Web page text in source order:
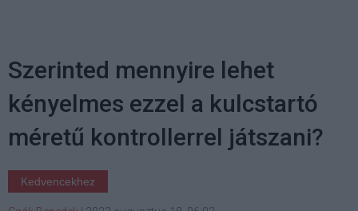
Szerinted mennyire lehet
kényelmes ezzel a kulcstartó
méretű kontrollerrel játszani?
Kedvencekhez